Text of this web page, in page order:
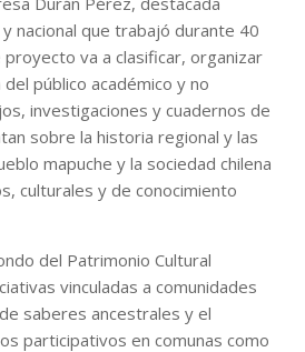
nacional que trabajó durante 40
proyecto va a clasificar, organizar
público académico y no
investigaciones y cuadernos de
sobre la historia regional y las
mapuche y la sociedad chilena
culturales y de conocimiento
del Patrimonio Cultural
vinculadas a comunidades
saberes ancestrales y el
participativos en comunas como